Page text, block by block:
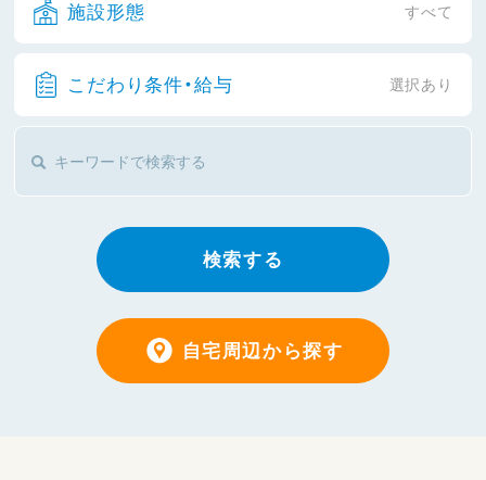
施設形態 すべて
こだわり条件・給与 選択あり
検索する
自宅周辺から探す